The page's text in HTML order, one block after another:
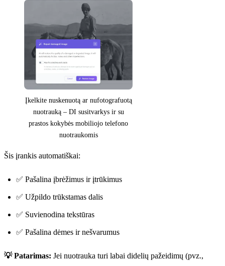
Įkelkite nuskenuotą ar nufotografuotą
nuotrauką – DI susitvarkys ir su
prastos kokybės mobiliojo telefono
nuotraukomis
Šis įrankis automatiškai:
✅ Pašalina įbrėžimus ir įtrūkimus
✅ Užpildo trūkstamas dalis
✅ Suvienodina tekstūras
✅ Pašalina dėmes ir nešvarumus
💡 Patarimas: Jei nuotrauka turi labai didelių pažeidimų (pvz.,